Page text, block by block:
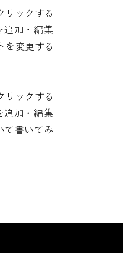
リックする
追加・編集
を変更する
リックする
追加・編集
て書いてみ